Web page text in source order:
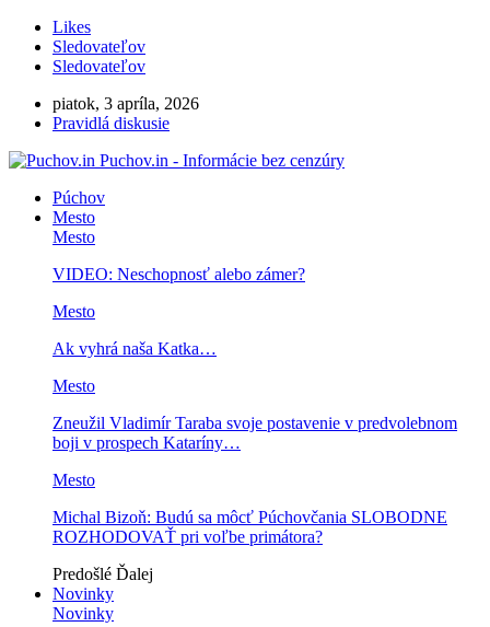
Likes
Sledovateľov
Sledovateľov
piatok, 3 apríla, 2026
Pravidlá diskusie
Puchov.in - Informácie bez cenzúry
Púchov
Mesto
Mesto
VIDEO: Neschopnosť alebo zámer?
Mesto
Ak vyhrá naša Katka…
Mesto
Zneužil Vladimír Taraba svoje postavenie v predvolebnom
boji v prospech Kataríny…
Mesto
Michal Bizoň: Budú sa môcť Púchovčania SLOBODNE
ROZHODOVAŤ pri voľbe primátora?
Predošlé Ďalej
Novinky
Novinky